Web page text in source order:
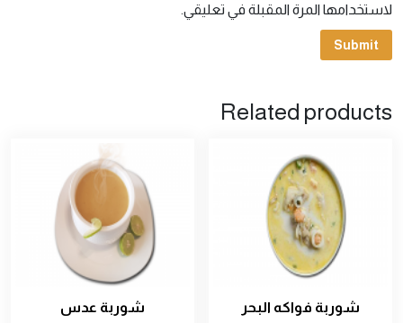
لاستخدامها المرة المقبلة في تعليقي.
Related products
شوربة فواكه البحر شوربة عدس